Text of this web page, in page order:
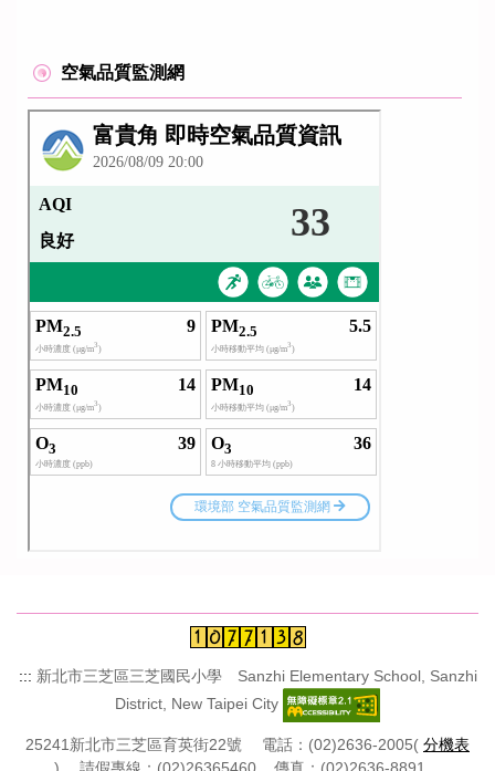
空氣品質監測網
::: 新北市三芝區三芝國民小學 Sanzhi Elementary School, Sanzhi
District, New Taipei City
25241新北市三芝區育英街22號 電話：(02)2636-2005( 分機表
) 請假專線：(02)26365460 傳真：(02)2636-8891